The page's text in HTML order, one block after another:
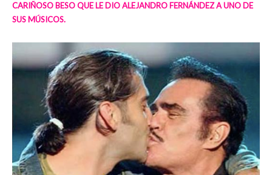
CARIÑOSO BESO QUE LE DIO ALEJANDRO FERNÁNDEZ A UNO DE
SUS MÚSICOS.